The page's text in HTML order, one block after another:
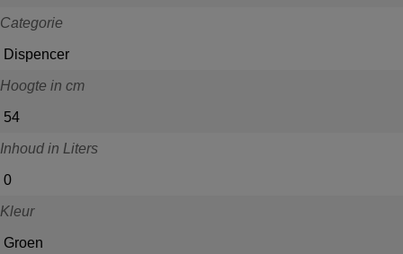
Categorie
Dispencer
Hoogte in cm
54
Inhoud in Liters
0
Kleur
Groen